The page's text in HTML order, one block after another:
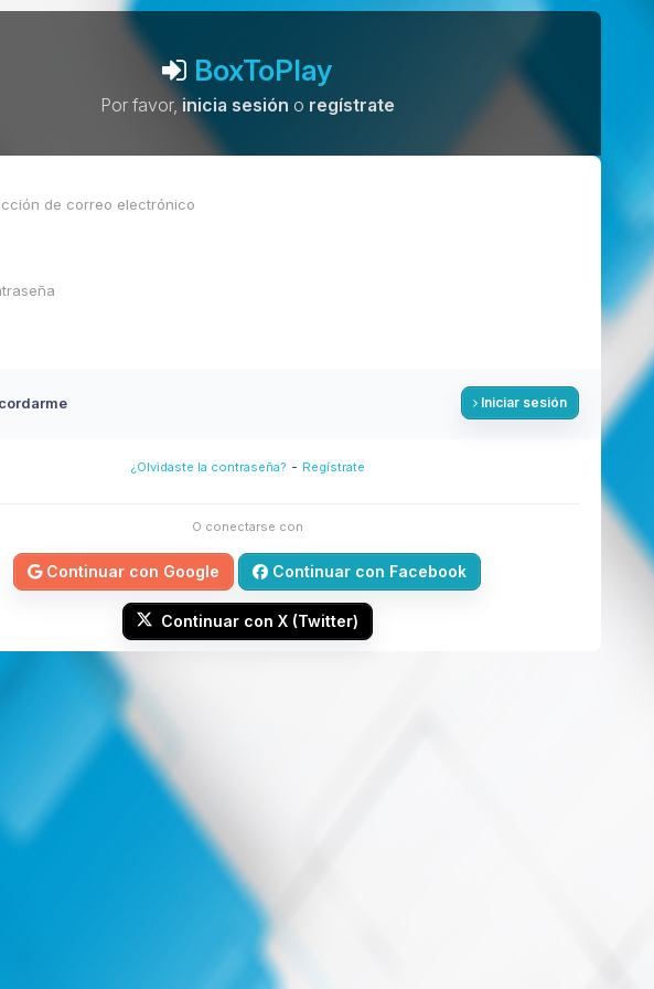
BoxToPlay
Por favor,inicia sesión o regístrate
Iniciar sesión
¿Olvidaste la contraseña? - Regístrate
O conectarse con
Continuar con Google Continuar con Facebook
Continuar con X (Twitter)